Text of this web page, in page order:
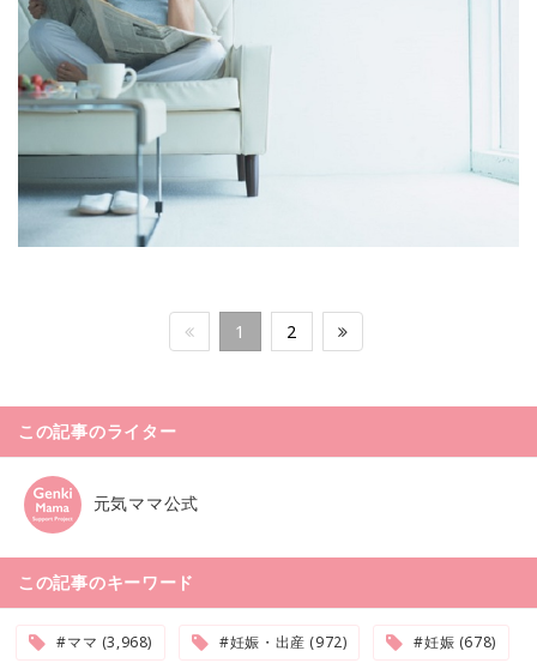
1 2
この記事のライター
元気ママ公式
この記事のキーワード
#ママ (3,968) #妊娠・出産 (972) #妊娠 (678)